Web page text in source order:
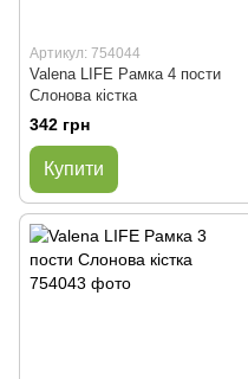
Артикул: 754044
Valena LIFE Рамка 4 пости
Слонова кістка
342 грн
Купити